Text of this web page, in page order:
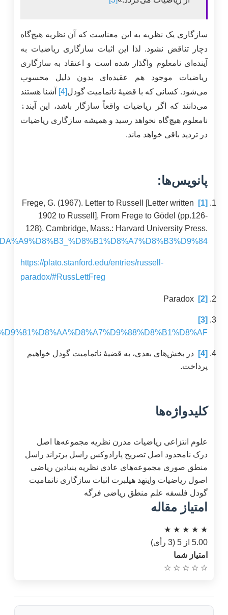
https://fa.wikipedia.org/wiki/